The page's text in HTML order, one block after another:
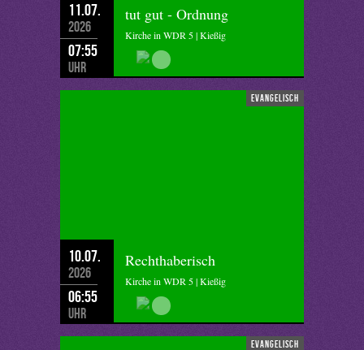
11.07.
2026
07:55
Uhr
tut gut - Ordnung
Kirche in WDR 5 | Kießig
evangelisch
10.07.
2026
06:55
Uhr
Rechthaberisch
Kirche in WDR 5 | Kießig
evangelisch